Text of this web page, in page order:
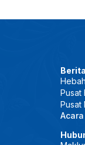
Pusat
Pusat
Acara